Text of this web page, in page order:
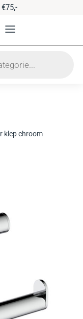
klep chroom